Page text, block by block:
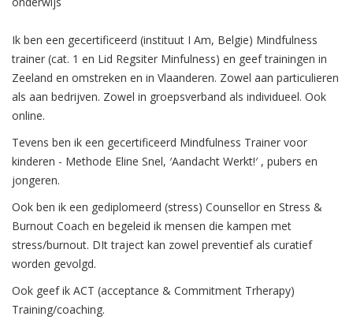
Ik ben een gecertificeerd (instituut I Am, Belgie) Mindfulness
trainer (cat. 1 en Lid Regsiter Minfulness) en geef trainingen in
Zeeland en omstreken en in Vlaanderen. Zowel aan particulieren
als aan bedrijven. Zowel in groepsverband als individueel. Ook
online.
Tevens ben ik een gecertificeerd Mindfulness Trainer voor
kinderen - Methode Eline Snel, ′Aandacht Werkt!′ , pubers en
jongeren.
Ook ben ik een gediplomeerd (stress) Counsellor en Stress &
Burnout Coach en begeleid ik mensen die kampen met
stress/burnout. DIt traject kan zowel preventief als curatief
worden gevolgd.
Ook geef ik ACT (acceptance & Commitment Trherapy)
Training/coaching.